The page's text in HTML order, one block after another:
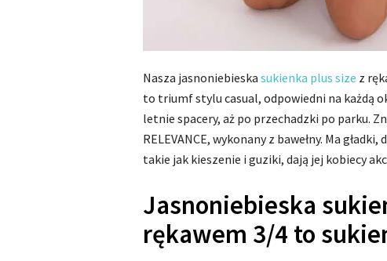
Nasza jasnoniebieska sukienka plus size z
to triumf stylu casual, odpowiedni na każdą
letnie spacery, aż po przechadzki po parku.
RELEVANCE, wykonany z bawełny. Ma
takie jak kieszenie i guziki, dają jej kobiecy
Jasnoniebieska
rękawem 3/4 to